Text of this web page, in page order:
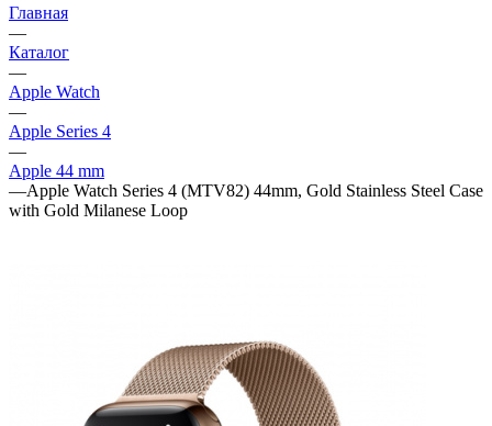
Главная
—
Каталог
—
Apple Watch
—
Apple Series 4
—
Apple 44 mm
—Apple Watch Series 4 (MTV82) 44mm, Gold Stainless Steel Case
with Gold Milanese Loop